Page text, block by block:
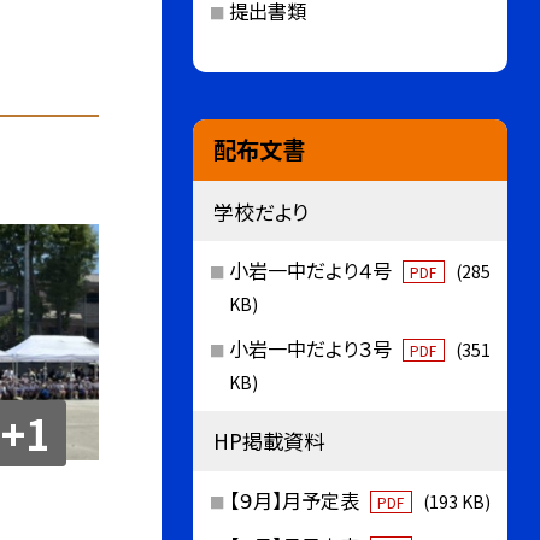
+1
提出書類
配布文書
学校だより
小岩一中だより４号 PDF
(285
KB)
小岩一中だより３号 PDF
(351
KB)
HP掲載資料
【９月】月予定表 PDF (193 KB)